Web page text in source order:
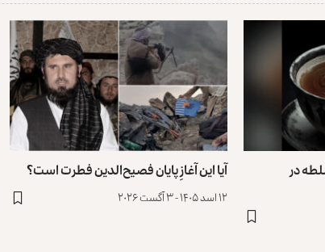
در آیا این آغازِ پایان فصیح‌الدین فطرت است؟
۱۲ اسد ۱۴۰۵ - ۳ آگست ۲۰۲۶